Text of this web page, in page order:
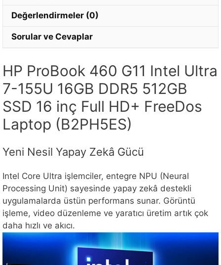
Değerlendirmeler (0)
Sorular ve Cevaplar
HP ProBook 460 G11 Intel Ultra
7-155U 16GB DDR5 512GB
SSD 16 inç Full HD+ FreeDos
Laptop (B2PH5ES)
Yeni Nesil Yapay Zekâ Gücü
Intel Core Ultra işlemciler, entegre NPU (Neural
Processing Unit) sayesinde yapay zekâ destekli
uygulamalarda üstün performans sunar. Görüntü
işleme, video düzenleme ve yaratıcı üretim artık çok
daha hızlı ve akıcı.